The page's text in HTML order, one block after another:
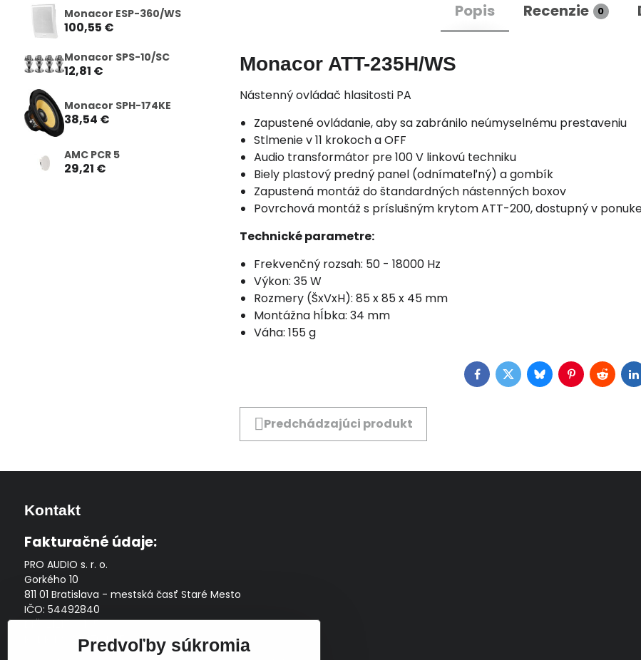
Popis Recenzie 0
Monacor ATT-235H/WS
Nástenný ovládač hlasitosti PA
Zapustené ovládanie, aby sa zabránilo neúmyselnému prestaveniu
Stlmenie v 11 krokoch a OFF
Audio transformátor pre 100 V linkovú techniku
Biely plastový predný panel (odnímateľný) a gombík
Zapustená montáž do štandardných nástenných boxov
Povrchová montáž s príslušným krytom ATT-200, dostupný v
Technické parametre:
Frekvenčný rozsah: 50 - 18000 Hz
Výkon: 35 W
Rozmery (ŠxVxH): 85 x 85 x 45 mm
Montážna hĺbka: 34 mm
Váha: 155 g
Facebook
TwitterBlueskyPinterest
Reddit
Predchádzajúci produkt
Monacor ESP-360/WS
100,55 €
Monacor SPS-10/SC
12,81 €
Monacor SPH-174KE
38,54 €
AMC PCR 5
29,21 €
Kontakt
Fakturačné údaje:
PRO AUDIO s. r. o.
Gorkého 10
811 01 Bratislava - mestská časť Staré Mesto
IČO: 54492840
DIČ: 2121704145
IČ DPH: SK2121704145Predvoľby súkromia